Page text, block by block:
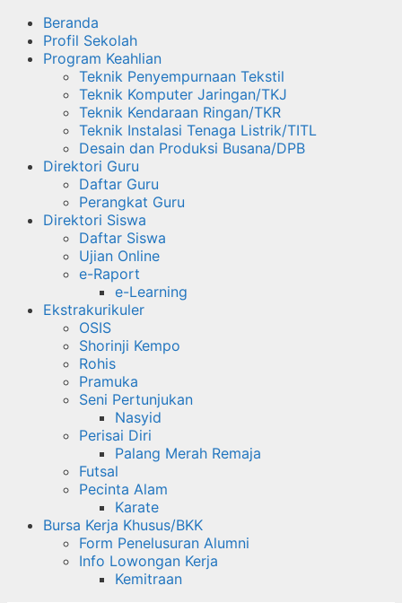
Beranda
Profil Sekolah
Program Keahlian
Teknik Penyempurnaan Tekstil
Teknik Komputer Jaringan/TKJ
Teknik Kendaraan Ringan/TKR
Teknik Instalasi Tenaga Listrik/TITL
Desain dan Produksi Busana/DPB
Direktori Guru
Daftar Guru
Perangkat Guru
Direktori Siswa
Daftar Siswa
Ujian Online
e-Raport
e-Learning
Ekstrakurikuler
OSIS
Shorinji Kempo
Rohis
Pramuka
Seni Pertunjukan
Nasyid
Perisai Diri
Palang Merah Remaja
Futsal
Pecinta Alam
Karate
Bursa Kerja Khusus/BKK
Form Penelusuran Alumni
Info Lowongan Kerja
Kemitraan